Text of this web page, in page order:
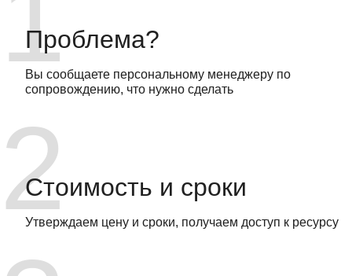
Проблема?
Вы сообщаете персональному менеджеру по
сопровождению, что нужно сделать
Стоимость и сроки
Утверждаем цену и сроки, получаем доступ к ресурсу